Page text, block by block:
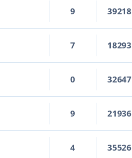
9 39218
7 18293
0 32647
9 21936
4 35526